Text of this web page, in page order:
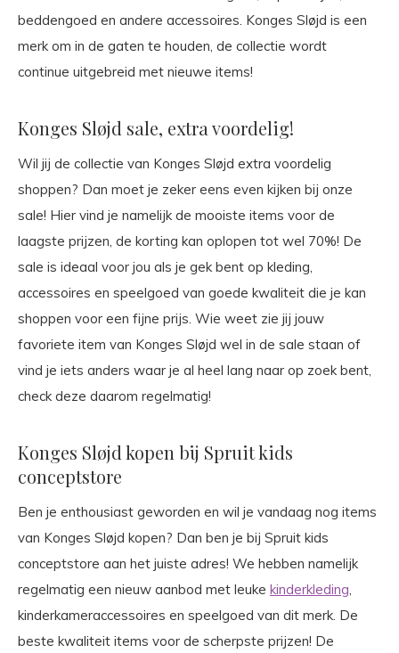
beddengoed en andere accessoires. Konges Sløjd is een
merk om in de gaten te houden, de collectie wordt
continue uitgebreid met nieuwe items!
Konges Sløjd sale, extra voordelig!
Wil jij de collectie van Konges Sløjd extra voordelig
shoppen? Dan moet je zeker eens even kijken bij onze
sale! Hier vind je namelijk de mooiste items voor de
laagste prijzen, de korting kan oplopen tot wel 70%! De
sale is ideaal voor jou als je gek bent op kleding,
accessoires en speelgoed van goede kwaliteit die je kan
shoppen voor een fijne prijs. Wie weet zie jij jouw
favoriete item van Konges Sløjd wel in de sale staan of
vind je iets anders waar je al heel lang naar op zoek bent,
check deze daarom regelmatig!
Konges Sløjd kopen bij Spruit kids
conceptstore
Ben je enthousiast geworden en wil je vandaag nog items
van Konges Sløjd kopen? Dan ben je bij Spruit kids
conceptstore aan het juiste adres! We hebben namelijk
regelmatig een nieuw aanbod met leuke kinderkleding
kinderkameraccessoires en speelgoed van dit merk. De
beste kwaliteit items voor de scherpste prijzen! De